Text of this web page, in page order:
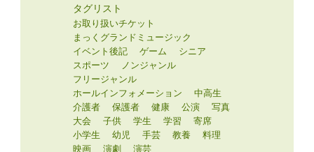
タグリスト
お取り扱いチケット
まっくグランドミュージック
イベント後記
ゲーム
シニア
スポーツ
ノンジャンル
フリージャンル
ホールインフォメーション
中高生
介護者
保護者 健康 公演
写真
大会
子供 学生 学習
寄席
小学生
幼児 手芸 教養
料理
映画
演劇 演芸